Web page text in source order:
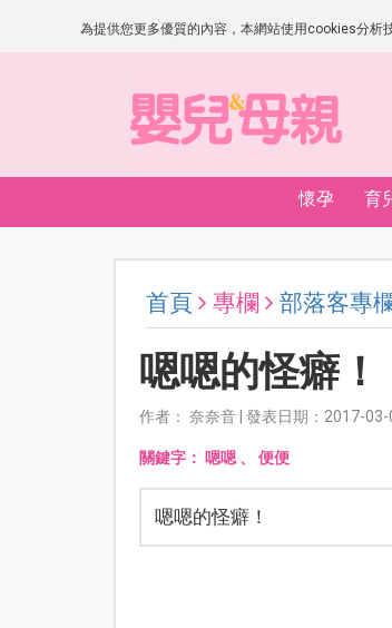
為提供您更多優質的內容，本網站使用cookies分
懷孕 育
首頁 專欄 部落客專
嗯嗯的怪癖！
作者： 奈奈音 | 發表日期：2017-
關鍵字： 嗯嗯、 便便
嗯嗯的怪癖！